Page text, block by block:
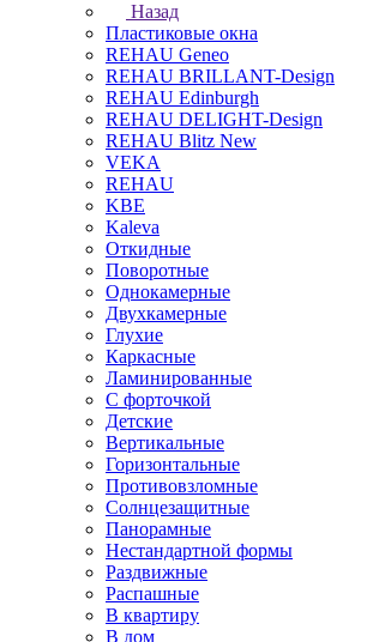
Назад
Пластиковые окна
REHAU Geneo
REHAU BRILLANT-Design
REHAU Edinburgh
REHAU DELIGHT-Design
REHAU Blitz New
VEKA
REHAU
KBE
Kaleva
Откидные
Поворотные
Однокамерные
Двухкамерные
Глухие
Каркасные
Ламинированные
С форточкой
Детские
Вертикальные
Горизонтальные
Противовзломные
Солнцезащитные
Панорамные
Нестандартной формы
Раздвижные
Распашные
В квартиру
В дом